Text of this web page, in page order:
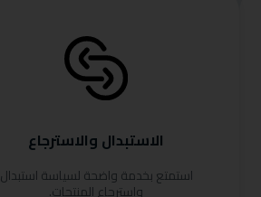
الاستبدال والاسترجاع
استمتع بخدمة واضحة لسياسة استبدال
واسترجاع المنتجات.